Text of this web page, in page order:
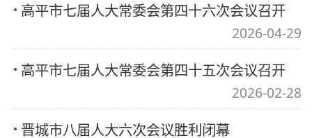
高平市七届人大常委会第四十六次会议召开
2026-04-29
高平市七届人大常委会第四十五次会议召开
2026-02-28
晋城市八届人大六次会议胜利闭幕